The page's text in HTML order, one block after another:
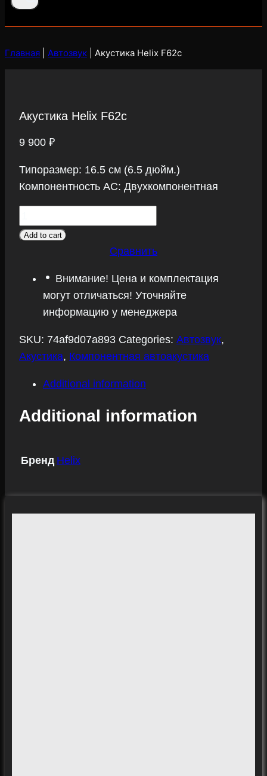
Главная Автозвук Акустика Helix F62c
Акустика Helix F62c
9 900 ₽
Типоразмер: 16.5 см (6.5 дюйм.)
Компонентность АС: Двухкомпонентная
Helix
Add to cart
Сравнить
Внимание! Цена и комплектация
могут отличаться! Уточняйте
информацию у менеджера
SKU: 74af9d07a893 Categories: Автозвук,
Акустика, Компонентная автоакустика
Additional information
Additional information
Бренд Helix